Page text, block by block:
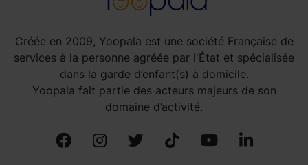
Créée en 2009, Yoopala est une société Française de
services à la personne agréée par l'État et spécialisée
dans la garde d’enfant(s) à domicile.
Yoopala fait partie des acteurs majeurs de son
domaine d’activité.